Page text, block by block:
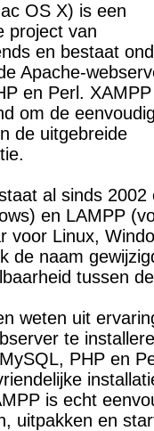
OS X) is een
project van
en bestaat
Apache-
en Perl. XAMPP
om de
de uitgebreide
al sinds
en LAMPP
voor Linux,
de naam
tussen
weten uit
te
PHP en
is echt
uitpakken en